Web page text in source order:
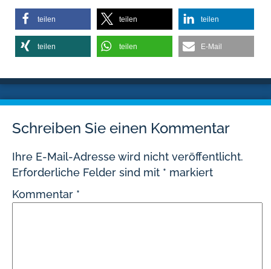
teilen teilen teilen
teilen teilen E-Mail
Schreiben Sie einen Kommentar
Ihre E-Mail-Adresse wird nicht veröffentlicht.
Erforderliche Felder sind mit * markiert
Kommentar *